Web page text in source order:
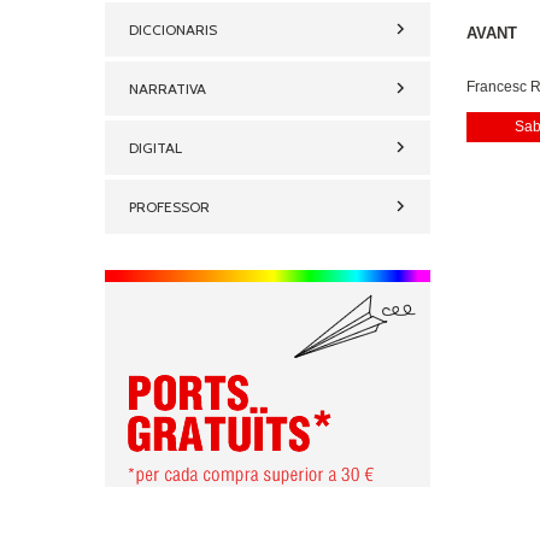
DICCIONARIS
NARRATIVA
DIGITAL
PROFESSOR
AVANT
Francesc
Pascual